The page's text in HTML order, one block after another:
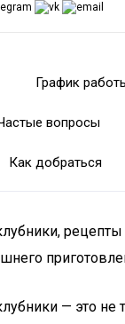
График
вопросы
Как добраться
рецепты
— это не